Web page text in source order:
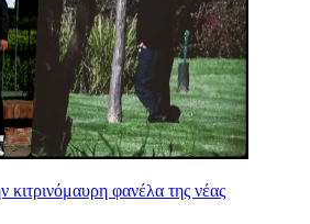
κιτρινόμαυρη φανέλα της νέας